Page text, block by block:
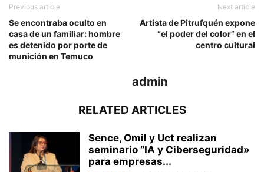
Previous article
Se encontraba oculto en
casa de un familiar: hombre
es detenido por porte de
munición en Temuco
Next article
Artista de Pitrufquén expone
“el poder del color” en el
centro cultural
admin
RELATED ARTICLES
Sence, Omil y Uct realizan
seminario “IA y Ciberseguridad»
para empresas...